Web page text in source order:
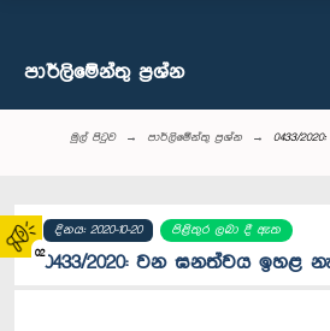
02
පාර්ලි‌මේන්තු‌ ප්‍රශ්න
මුල් පිටුව පාර්ලි‌මේන්තු‌ ප්‍රශ්න 0433/
දිනය: 2020-10-20 පිළිතුර ලබා දී ඇත
0433/2020: වන ඝනත්වය ඉහළ